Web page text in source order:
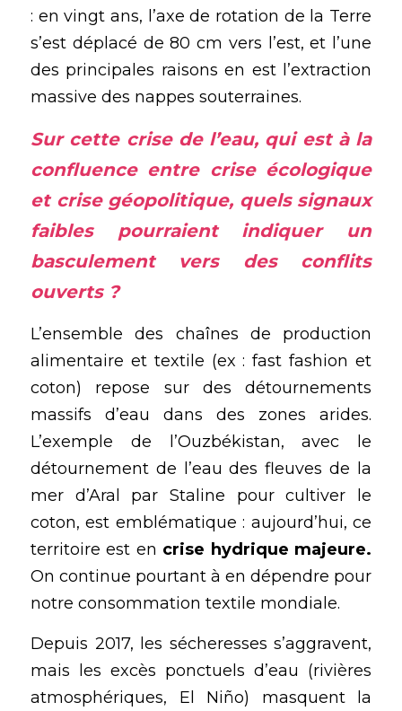
: en vingt ans, l’axe de rotation de la Terre
s’est déplacé de 80 cm vers l’est, et l’une
des principales raisons en est l’extraction
massive des nappes souterraines.
Sur cette crise de l’eau, qui est à la
confluence entre crise écologique
et crise géopolitique, quels signaux
faibles pourraient indiquer un
basculement vers des conflits
ouverts ?
L’ensemble des chaînes de production
alimentaire et textile (ex : fast fashion et
coton) repose sur des détournements
massifs d’eau dans des zones arides.
L’exemple de l’Ouzbékistan, avec le
détournement de l’eau des fleuves de la
mer d’Aral par Staline pour cultiver le
coton, est emblématique : aujourd’hui, ce
territoire est en crise hydrique majeure.
On continue pourtant à en dépendre pour
notre consommation textile mondiale.
Depuis 2017, les sécheresses s’aggravent,
mais les excès ponctuels d’eau (rivières
atmosphériques, El Niño) masquent la